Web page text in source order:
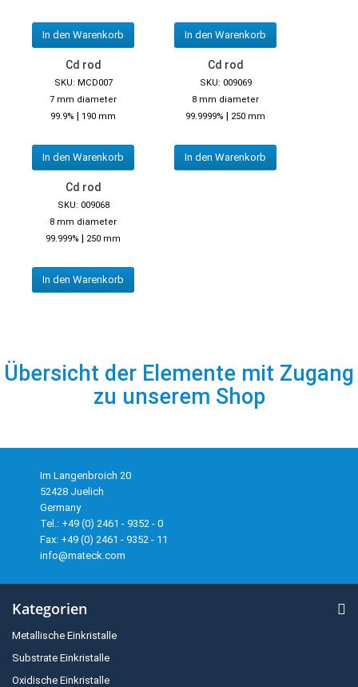
In den Warenkorb In den Warenkorb
Cd rod
SKU: MCD007
7 mm diameter
99.9% | 190 mm
In den Warenkorb
Cd rod
SKU: 009069
8 mm diameter
99.9999% | 250 mm
In den Warenkorb
Cd rod
SKU: 009068
8 mm diameter
99.999% | 250 mm
In den Warenkorb
Übersicht der Elemente mit Zugang
zu unserem Shop
Im Langenbroich 20
52428 Juelich
Germany
Tel.: +49 (0) 2461 - 9352 - 0
Fax: +49 (0) 2461 - 9352 - 11
info@mateck.com
Kategorien
Metallische Einkristalle
Substrate Einkristalle
Oxidische Einkristalle